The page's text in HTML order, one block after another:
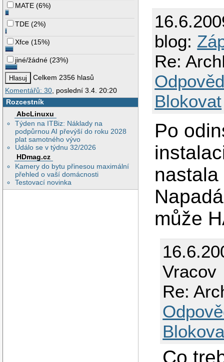
MATE (6%)
TDE (2%)
Xfce (15%)
jiné/žádné (23%)
Celkem 2356 hlasů
Komentářů: 30 , poslední 3.4. 20:20
Rozcestník
AbcLinuxu
Týden na ITBiz: Náklady na
podpůrnou AI převýší do roku 2028
plat samotného vývo
Událo se v týdnu 32/2026
HDmag.cz
Kamery do bytu přinesou maximální
přehled o vaší domácnosti
Testovací novinka
blog:
Re:
Blokovat
Po
může
Vracov
Re:
Co